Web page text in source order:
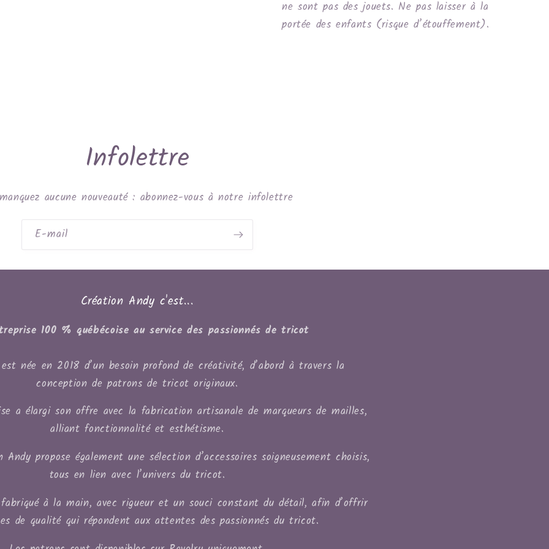
ne sont pas des jouets. Ne pas laisser à la
portée des enfants (risque d’étouffement).
Infolettre
aucune nouveauté : abonnez-vous à notre infolettre
E-mail
Création Andy c'est...
100 % québécoise au service des passionnés de tricot
née en 2018 d’un besoin profond de créativité, d’abord à travers la
conception de patrons de tricot originaux.
a élargi son offre avec la fabrication artisanale de marqueurs de mailles,
alliant fonctionnalité et esthétisme.
Andy propose également une sélection d’accessoires soigneusement choisis,
tous en lien avec l’univers du tricot.
à la main, avec rigueur et un souci constant du détail, afin d’offrir
de qualité qui répondent aux attentes des passionnés du tricot.